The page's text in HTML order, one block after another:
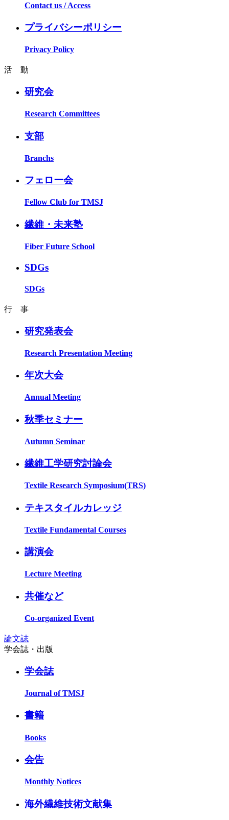
Contact us / Access
プライバシーポリシー
Privacy Policy
活 動
研究会
Research Committees
支部
Branchs
フェロー会
Fellow Club for TMSJ
繊維・未来塾
Fiber Future School
SDGs
SDGs
行 事
研究発表会
Research Presentation Meeting
年次大会
Annual Meeting
秋季セミナー
Autumn Seminar
繊維工学研究討論会
Textile Research Symposium(TRS)
テキスタイルカレッジ
Textile Fundamental Courses
講演会
Lecture Meeting
共催など
Co-organized Event
論文誌
学会誌・出版
学会誌
Journal of TMSJ
書籍
Books
会告
Monthly Notices
海外繊維技術文献集